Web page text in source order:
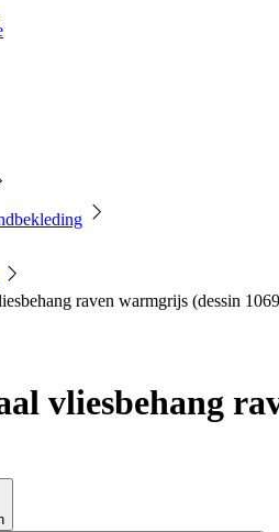
raven warmgrijs (dessin
vliesbehang